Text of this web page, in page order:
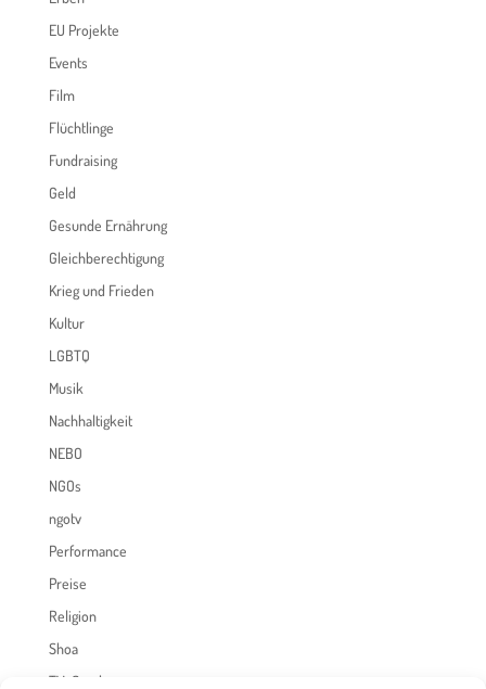
EU Projekte
Events
Film
Flüchtlinge
Fundraising
Geld
Gesunde Ernährung
Gleichberechtigung
Krieg und Frieden
Kultur
LGBTQ
Musik
Nachhaltigkeit
NEBO
NGOs
ngotv
Performance
Preise
Religion
Shoa
TV-Sendungen